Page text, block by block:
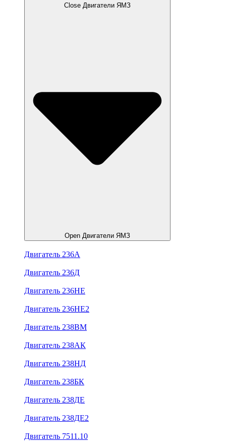
Close Двигатели ЯМЗ
Open Двигатели ЯМЗ
Двигатель 236А
Двигатель 236Д
Двигатель 236НЕ
Двигатель 236НЕ2
Двигатель 238ВМ
Двигатель 238АК
Двигатель 238НД
Двигатель 238БК
Двигатель 238ДЕ
Двигатель 238ДЕ2
Двигатель 7511.10